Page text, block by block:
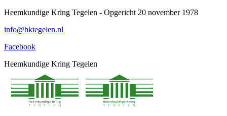
Spring
content
Heemkundige Kring Tegelen - Opgericht 20 november 1978
info@hktegelen.nl
Facebook
Heemkundige Kring Tegelen